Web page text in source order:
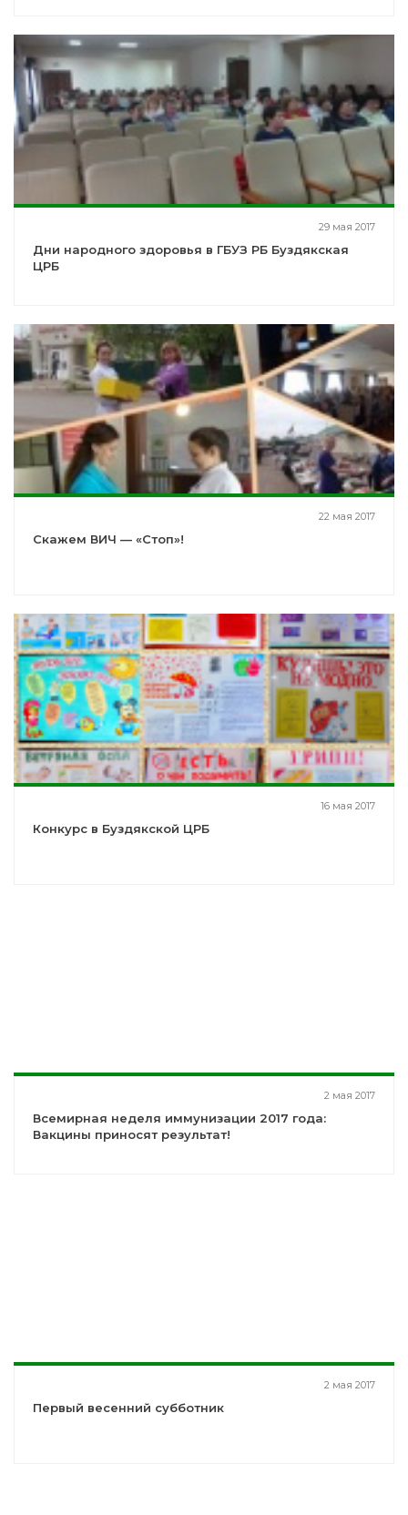
29 мая 2017
Дни народного здоровья в ГБУЗ РБ Буздякская
ЦРБ
22 мая 2017
Скажем ВИЧ — «Стоп»!
16 мая 2017
Конкурс в Буздякской ЦРБ
2 мая 2017
Всемирная неделя иммунизации 2017 года:
Вакцины приносят результат!
2 мая 2017
Первый весенний субботник